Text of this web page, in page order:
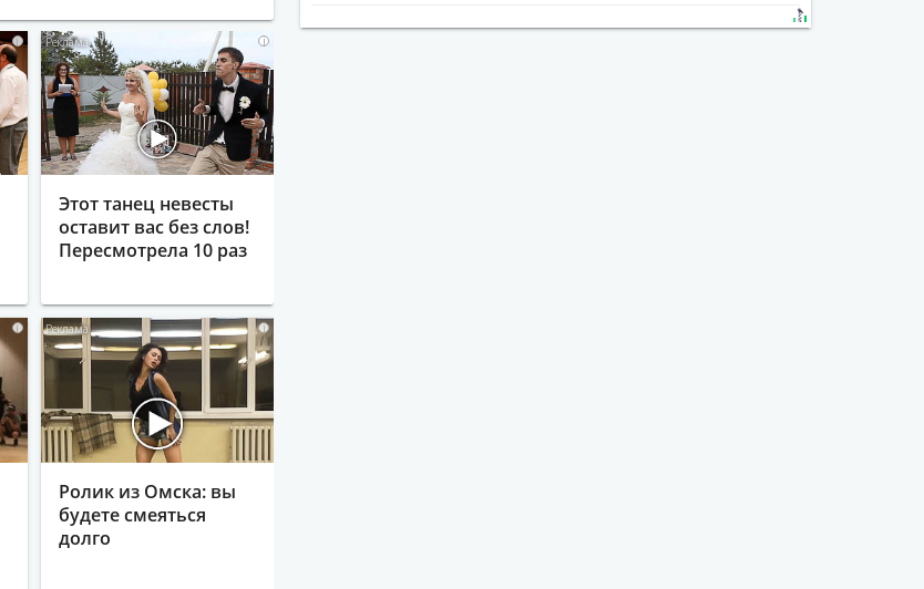
i i
Этот танец невесты
оставит вас без слов!
Пересмотрела 10 раз
i i
Ролик из Омска: вы
будете смеяться
долго